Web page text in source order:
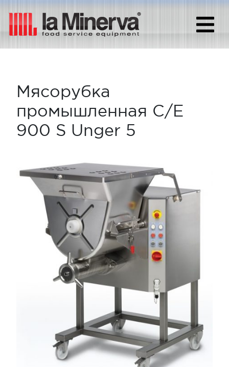
Мясорубка
промышленная C/E
900 S Unger 5